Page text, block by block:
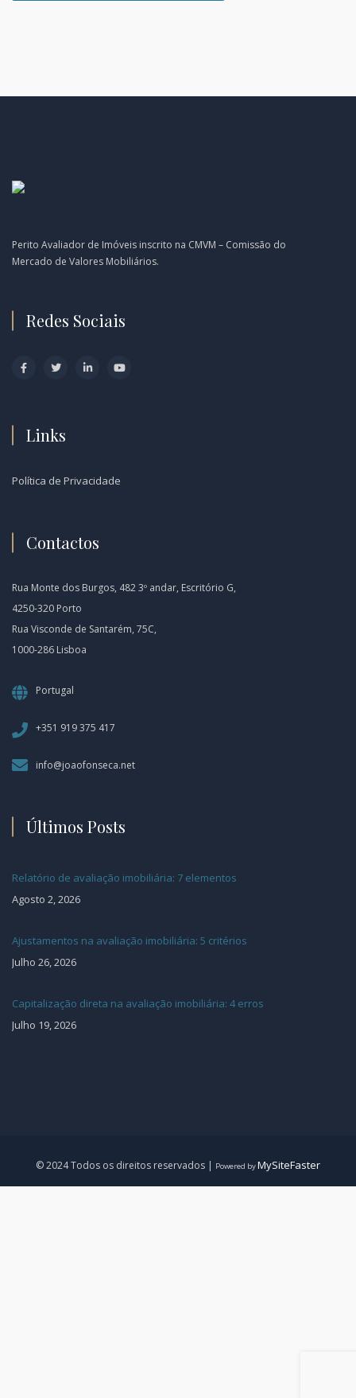
Perito Avaliador de Imóveis inscrito na CMVM – Comissão do
Mercado de Valores Mobiliários.
Redes Sociais
Links
Política de Privacidade
Contactos
Rua Monte dos Burgos, 482 3º andar, Escritório G,
4250-320 Porto
Rua Visconde de Santarém, 75C,
1000-286 Lisboa
Portugal
+351 919 375 417
info@joaofonseca.net
Últimos Posts
Relatório de avaliação imobiliária: 7 elementos
Agosto 2, 2026
Ajustamentos na avaliação imobiliária: 5 critérios
Julho 26, 2026
Capitalização direta na avaliação imobiliária: 4 erros
Julho 19, 2026
© 2024 Todos os direitos reservados | Powered byMySiteFaster